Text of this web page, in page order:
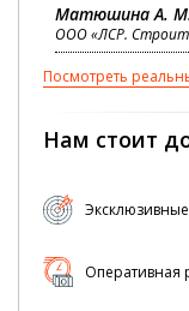
Матюшина А.
ООО «ЛСР.
Посмотреть
Нам стоит
Оперативная